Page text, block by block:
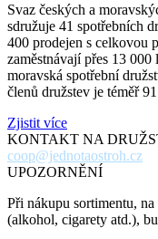
Svaz českých a
sdružuje 41 spotřebních
400 prodejen s celkovou
zaměstnávají přes 13
moravská spotřební
členů družstev je téměř
Zjistit více
KONTAKT NA
coop@jednotaostroh.cz
UPOZORNĚNÍ
Při nákupu sortimentu,
(alkohol, cigarety atd.),